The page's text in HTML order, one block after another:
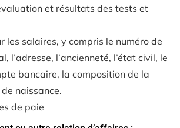
et résultats des tests et
les salaires, y compris le numéro de
l’adresse, l’ancienneté, l’état civil, le
bancaire, la composition de la
naissance.
de paie